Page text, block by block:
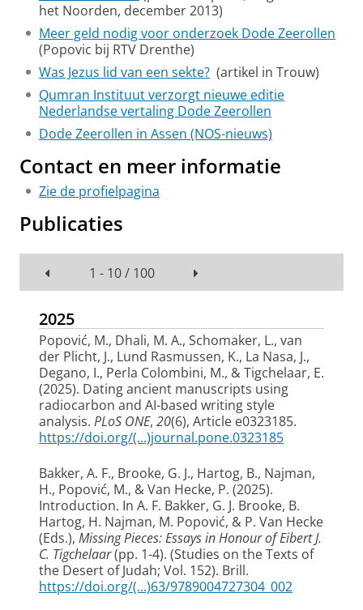
het Noorden, december 2013)
Meer geld nodig voor onderzoek Dode Zeerollen
(Popovic bij RTV Drenthe)
Was Jezus lid van een sekte? (artikel in Trouw)
Qumran Instituut verzorgt nieuwe editie
Nederlandse vertaling Dode Zeerollen
Dode Zeerollen in Assen (NOS-nieuws)
Contact en meer informatie
Zie de profielpagina
Publicaties
1 - 10 / 100
2025
Popović, M., Dhali, M. A., Schomaker, L., van
der Plicht, J., Lund Rasmussen, K., La Nasa, J.,
Degano, I., Perla Colombini, M., & Tigchelaar, E.
(2025). Dating ancient manuscripts using
radiocarbon and AI-based writing style
analysis. PLoS ONE, 20(6), Article e0323185.
https://doi.org/(...)journal.pone.0323185
Bakker, A. F., Brooke, G. J., Hartog, B., Najman,
H., Popović, M., & Van Hecke, P. (2025).
Introduction. In A. F. Bakker, G. J. Brooke, B.
Hartog, H. Najman, M. Popović, & P. Van Hecke
(Eds.), Missing Pieces: Essays in Honour of Eibert J.
C. Tigchelaar(pp. 1-4). (Studies on the Texts of
the Desert of Judah; Vol. 152). Brill.
https://doi.org/(...)63/9789004727304_002